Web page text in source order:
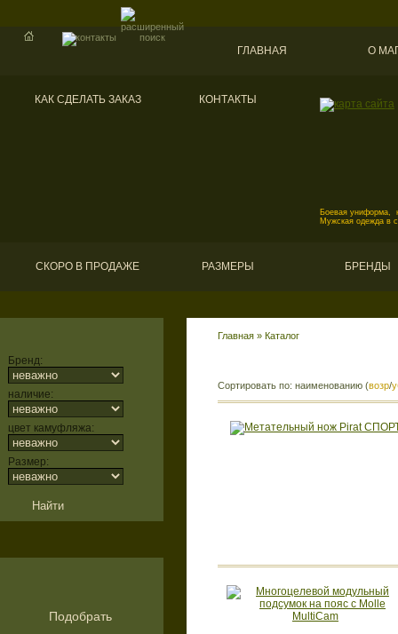
ГЛАВНАЯ О
КАК СДЕЛАТЬ ЗАКАЗ КОНТАКТЫ
Боевая униформа,
Мужская одежда в
СКОРО В ПРОДАЖЕ РАЗМЕРЫ БРЕНДЫ
Бренд:
наличие:
цвет камуфляжа:
Размер:
Подобрать
Главная » Каталог
Сортировать по: наименованию (возр/